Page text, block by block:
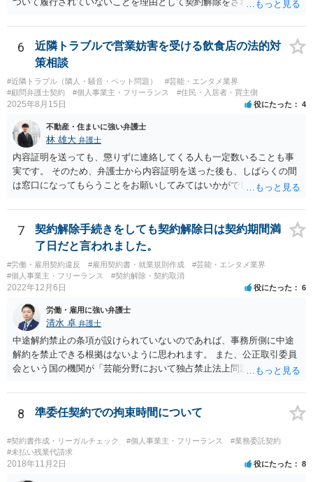
いうご質問であると理解しました。 まず、「物理的にできない開発で
一方的に契約不履行のように伝えられ」とのことですが、「物理的に
できない」と真に言えるのかどうか、なぜ「物理的にできない開発」
を請け負うことになったのかが問題です。 もし、「物理的にできな
い」という意味が、単に「契約に記載された納期では間に合わない」
ということであれば、それは単純に履行遅滞を理由とする債務不履行
そのような開発は理論的に不可能（例えば、タイムマシンを作るとい
う契約等）であれば、契約自体が無効になる可能性があります。 いず
れの場合であっても、結局は、上記の「物理的にできない」部分を除
いた部分は開発完了しているということですから、その部分に相当す
る請負代金は請求できる可能性があります。 ただし、当該開発完了部
以上で、より個別的なお話は、詳しい契約内容や開発内容を知る必要
がありますので、正式に弁護士に相談することも検討された方がよい
と思います。
6
近隣トラブルで営業妨害を受ける飲食店の法的対
策相談
#近隣トラブル（隣人・騒音・ペット問題）
#芸能・エンタメ業界
#顧問弁護士契約
#個人事業主・フリーランス #住民・入居者・買主側
2025年8月15日 役にたった 4
不動産・住まいに強い弁護士
林 雄大 弁護士
内容証明を送っても、懲りずに連絡してくる人も一定数いることも事
実です。 そのため、弁護士から内容証明を送った後も、しばらくの間
は窓口になってもらうことをお願いしてみてはいかがでしょうか。 そ
口（弁護士に）言ってください」とだけお伝えし、それ以外には一切
応じないという姿勢をとることができるため、スタッフの方の負担軽
減を図れると思います。 大変な状況かと思いますが、ご参考になりま
7
契約解除手続きをしても契約解除日は契約期間満
了日だと言われました。
#労働・雇用契約違反 #雇用契約書・就業規則作成
#芸能・エンタメ業界
#個人事業主・フリーランス
#契約解除・契約取消
2022年12月6日 役にたった 6
労働・雇用に強い弁護士
清水 卓 弁護士
中途解約禁止の条項が設けられていないのであれば、事務所側に中途
解約を禁止できる根拠はないように思われます。 また、公正取引委員
会という国の機関が「芸能分野において独占禁止法上問題となり得る
活動を⾏えない旨の義務を課し，⼜は移籍・独⽴した場合には芸能活
動を妨害する旨⽰唆して，移籍・独⽴を諦めさせること（優越的地位
る可能性があり、あなたのケースでも、独占禁止法上問題となり得ま
す。 ただし、「※これら⾏為が実際に独占禁⽌法違反となるかどうか
は，具体的態様に照らして個別に判断されることとなる。例えば，優
8 準委任契約での拘束時間について
#契約書作成・リーガルチェック #個人事業主・フリーランス
#業務委託契約
#未払い残業代請求
2018年11月2日 役にたった 8